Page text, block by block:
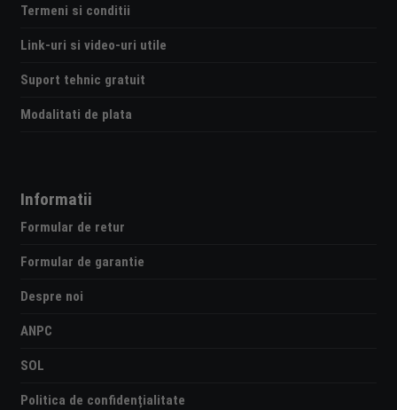
Termeni si conditii
Link-uri si video-uri utile
Suport tehnic gratuit
Modalitati de plata
Informatii
Formular de retur
Formular de garantie
Despre noi
ANPC
SOL
Politica de confidențialitate